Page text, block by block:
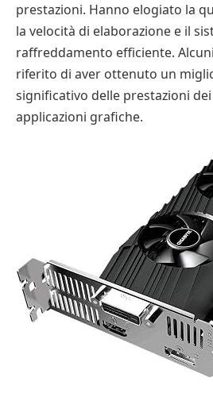
prestazioni. Hanno elogiato la
la velocità di elaborazione e il
raffreddamento efficiente.
riferito di aver ottenuto un
significativo delle prestazioni
applicazioni grafiche.